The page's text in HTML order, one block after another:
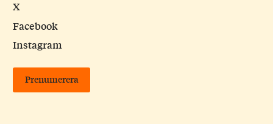
X
Facebook
Instagram
Prenumerera